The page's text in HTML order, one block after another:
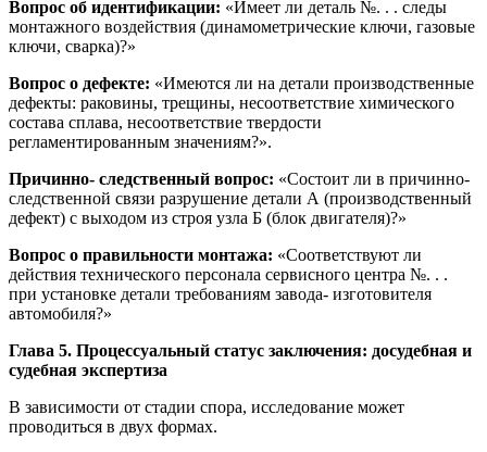
Вопрос об идентификации: «Имеет ли деталь №. . . следы
монтажного воздействия (динамометрические ключи, газовые
ключи, сварка)?»
Вопрос о дефекте: «Имеются ли на детали производственные
дефекты: раковины, трещины, несоответствие химического
состава сплава, несоответствие твердости
регламентированным значениям?».
Причинно- следственный вопрос: «Состоит ли в причинно-
следственной связи разрушение детали А (производственный
дефект) с выходом из строя узла Б (блок двигателя)?»
Вопрос о правильности монтажа: «Соответствуют ли
действия технического персонала сервисного центра №. . .
при установке детали требованиям завода- изготовителя
автомобиля?»
Глава 5. Процессуальный статус заключения: досудебная и
судебная экспертиза
В зависимости от стадии спора, исследование может
проводиться в двух формах.